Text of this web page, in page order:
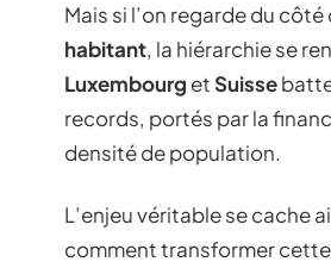
Mais si l’on regarde du côté
habitant, la hiérarchie se
Luxembourg et Suisse
records, portés par la
densité de population.
L’enjeu véritable se cache
comment transformer